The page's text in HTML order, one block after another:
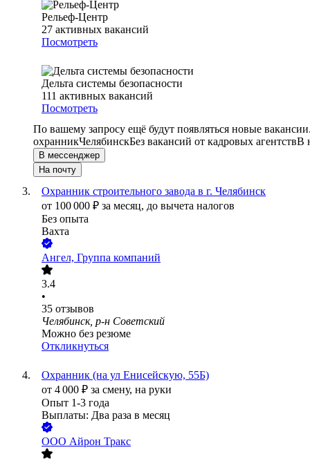
Рельеф-Центр
27 активных вакансий
Посмотреть
Дельта системы безопасности
111 активных вакансий
Посмотреть
По вашему запросу ещё будут появляться новые
охранникЧелябинскБез вакансий от кадровых агентствВ
В мессенджер
На почту
Охранник строительного завода в г. Челябинск
от 100 000 ₽ за месяц, до вычета налогов
Без опыта
Вахта
Ангел, Группа компаний
3.4
•
35 отзывов
Челябинск, р-н Советский
Можно без резюме
Откликнуться
Охранник (на ул Енисейскую, 55Б)
от 4 000 ₽ за смену, на руки
Опыт 1-3 года
Выплаты: Два раза в месяц
ООО Айрон Тракс